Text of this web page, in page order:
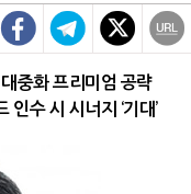
중화 프리미엄 공략
인수 시 시너지 ‘기대’